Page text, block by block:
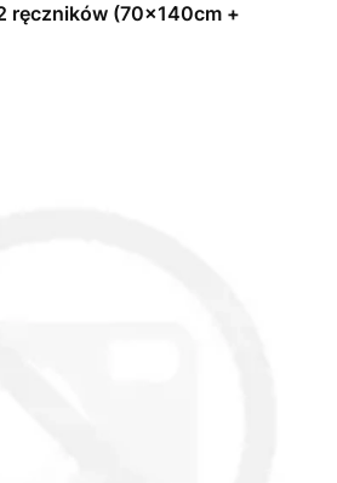
ręczników (70x140cm +